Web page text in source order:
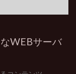
WEBサーバ